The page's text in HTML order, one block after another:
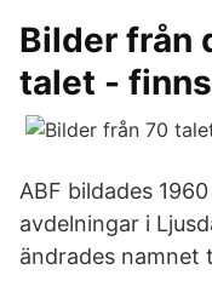
Bilder från
talet -
ABF bildades
avdelningar i
ändrades namnet